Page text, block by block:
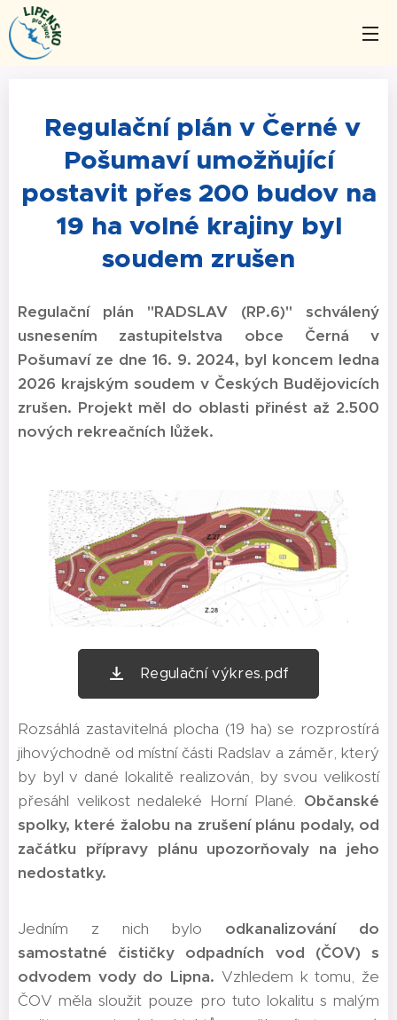
Regulační plán v Černé v
Pošumaví umožňující
postavit přes 200 budov na
19 ha volné krajiny byl
soudem zrušen
Regulační plán "RADSLAV (RP.6)" schválený
usnesením zastupitelstva obce Černá v
Pošumaví ze dne 16. 9. 2024, byl koncem ledna
2026 krajským soudem v Českých Budějovicích
zrušen. Projekt měl do oblasti přinést až 2.500
nových rekreačních lůžek.
Regulační výkres.pdf
Rozsáhlá zastavitelná plocha (19 ha) se rozprostírá
jihovýchodně od místní části Radslav a záměr, který
by byl v dané lokalitě realizován, by svou velikostí
přesáhl velikost nedaleké Horní Plané. Občanské
spolky, které žalobu na zrušení plánu podaly, od
začátku přípravy plánu upozorňovaly na jeho
nedostatky.
Jedním z nich bylo odkanalizování do
samostatné čističky odpadních vod (ČOV) s
odvodem vody do Lipna. Vzhledem k tomu, že
ČOV měla sloužit pouze pro tuto lokalitu s malým